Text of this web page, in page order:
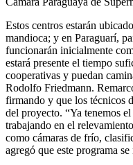
Estos centros estarán
mandioca; y en Paraguarí,
funcionarán inicialmente
estará presente el tiempo
cooperativas y puedan
Rodolfo Friedmann.
firmando y que los técnicos
del proyecto. “Ya tenemos
trabajando en el
como cámaras de frío,
agregó que este programa